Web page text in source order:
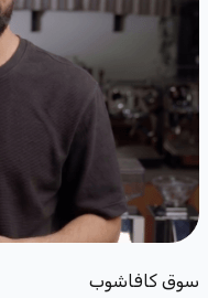
سوق كافاشوب